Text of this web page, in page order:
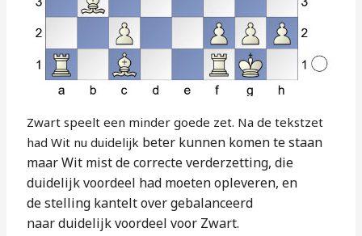
Zwart speelt een minder goede zet. Na de tekstzet
had Wit nu duidelijk beter kunnen komen te staan
maar Wit mist de correcte verderzetting, die
duidelijk voordeel had moeten opleveren, en
destelling kantelt over gebalanceerd
naarduidelijk voordeel voor Zwart.